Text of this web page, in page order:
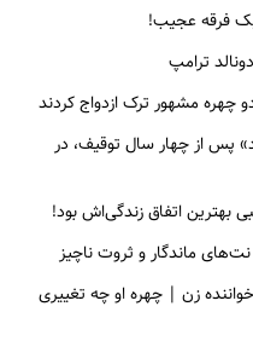
فرقه عجیب!
ترامپ
چهره مشهور ترک ازدواج کردند
پس از چهار سال توقیف، در
اتفاق زندگی‌اش بود!
ماندگار و ثروت ناچیز
تومانی خواننده زن | چهره او چه تغییری